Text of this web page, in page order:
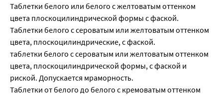
Таблетки белого или белого с желтоватым оттенком
цвета плоскоцилиндрической формы с фаской.
Таблетки белого с сероватым или желтоватым оттенком
цвета, плоскоцилиндрические, с фаской.
таблетки белого с сероватым или желтоватым оттенком
цвета, плоскоцилиндрической формы, с фаской и
риской. Допускается мраморность.
Таблетки от белого до белого с кремоватым оттенком